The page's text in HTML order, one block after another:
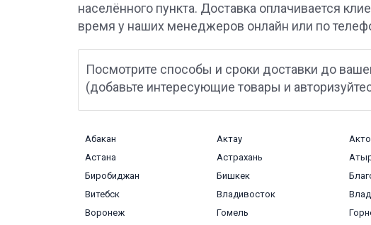
населённого пункта. Доставка оплачивается
время у наших менеджеров онлайн или по
Посмотрите способы и сроки доставки до
(добавьте интересующие товары и
Абакан Актау
Астана
Астрахань
Биробиджан
Бишкек
Витебск
Владивосток
Воронеж
Гомель